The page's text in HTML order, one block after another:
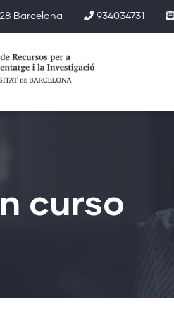
Barcelona 934034731
curso